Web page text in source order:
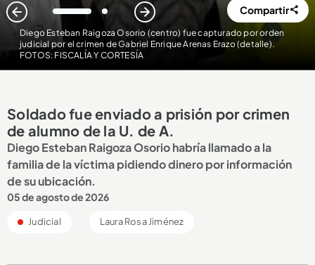
Diego Esteban Raigoza Osorio (centro) fue capturado por orden
judicial por el crimen de Gabriel Enrique Arenas Erazo (detalle).
FOTOS: FISCALÍA Y CORTESÍA
1 2 Compartir
Soldado fue enviado a prisión por crimen
de alumno de la U. de A.
Diego Esteban Raigoza Osorio habría llamado a la
familia de la víctima pidiendo dinero por información
de su ubicación.
05 de agosto de 2026
Judicial Laura Rosa Jiménez